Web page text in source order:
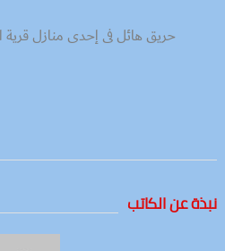
حريق هائل فى إحدى منازل قرية
نبذة عن الكاتب